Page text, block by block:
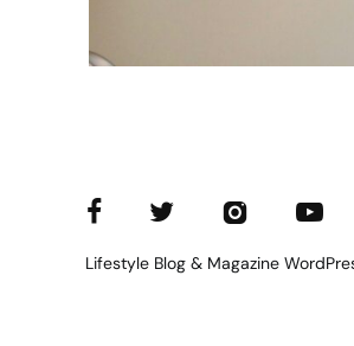
Lifestyle Blog & Magazine